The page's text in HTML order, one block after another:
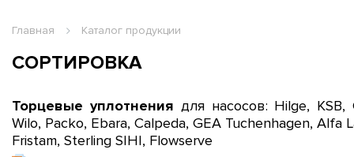
Главная Каталог продукции
СОРТИРОВКА
Торцевые уплотнения для насосов: Hilge, KSB,
Wilo, Packo, Ebara, Calpeda, GEA Tuchenhagen, Alfa
Fristam, Sterling SIHI, Flowserve